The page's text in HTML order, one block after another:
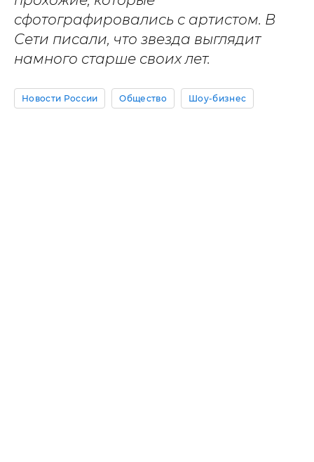
сфотографировались с артистом. В
Сети писали, что звезда выглядит
намного старше своих лет.
Новости России Общество Шоу-бизнес